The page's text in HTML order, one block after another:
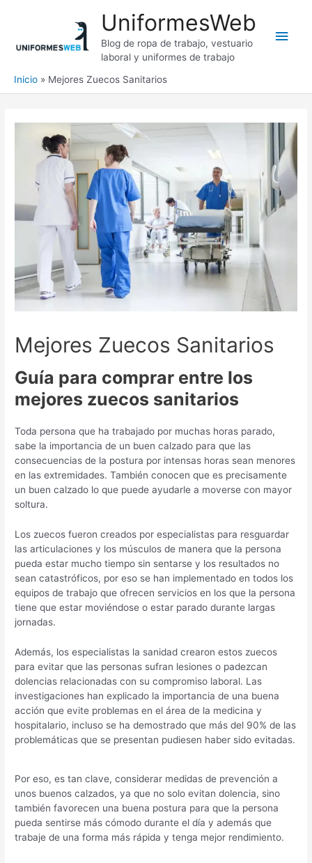
UniformesWeb
Blog de ropa de trabajo, vestuario
laboral y uniformes de trabajo
Inicio Mejores Zuecos Sanitarios
Mejores Zuecos Sanitarios
Guía para comprar entre los
mejores zuecos sanitarios
Toda persona que ha trabajado por muchas horas parado,
sabe la importancia de un buen calzado para que las
consecuencias de la postura por intensas horas sean menores
en las extremidades. También conocen que es precisamente
un buen calzado lo que puede ayudarle a moverse con mayor
soltura.
Los zuecos fueron creados por especialistas para resguardar
las articulaciones y los músculos de manera que la persona
pueda estar mucho tiempo sin sentarse y los resultados no
sean catastróficos, por eso se han implementado en todos los
equipos de trabajo que ofrecen servicios en los que la persona
tiene que estar moviéndose o estar parado durante largas
jornadas.
Además, los especialistas la sanidad crearon estos zuecos
para evitar que las personas sufran lesiones o padezcan
dolencias relacionadas con su compromiso laboral. Las
investigaciones han explicado la importancia de una buena
acción que evite problemas en el área de la medicina y
hospitalario, incluso se ha demostrado que más del 90% de las
problemáticas que se presentan pudiesen haber sido evitadas.
Por eso, es tan clave, considerar medidas de prevención a
unos buenos calzados, ya que no solo evitan dolencia, sino
también favorecen una buena postura para que la persona
pueda sentirse más cómodo durante el día y además que
trabaje de una forma más rápida y tenga mejor rendimiento.